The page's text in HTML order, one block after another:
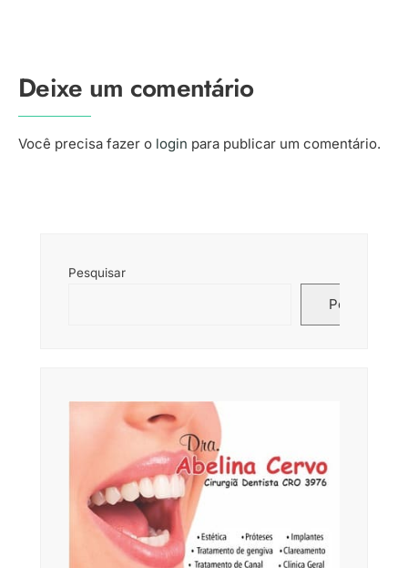
Deixe um comentário
Você precisa fazer o login para publicar um comentário.
Pesquisar
Pesquisar